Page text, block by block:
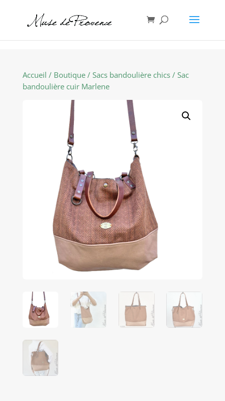
Accueil / Boutique/ Sacs bandoulière chics/ Sac
bandoulière cuir Marlene